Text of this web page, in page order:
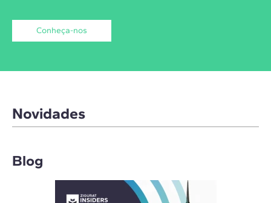
Conheça-nos
Novidades
Blog